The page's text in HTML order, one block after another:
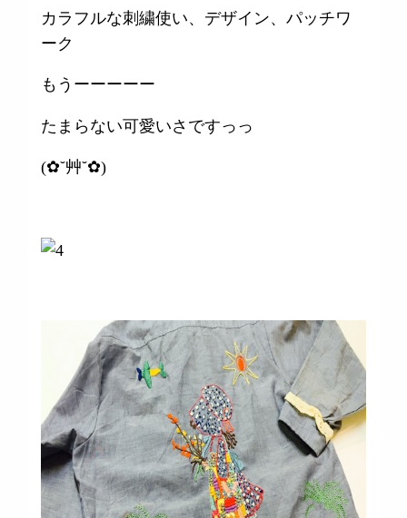
カラフルな刺繍使い、デザイン、パッチワ
ーク
もうーーーーー
たまらない可愛いさですっっ
(✿˘艸˘✿)